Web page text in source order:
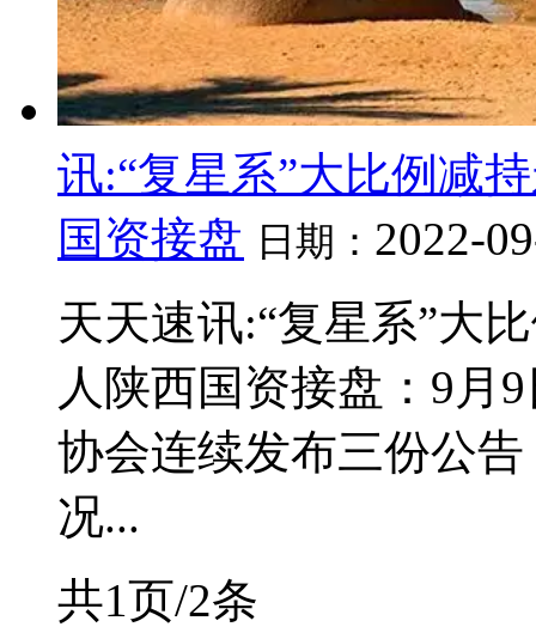
讯:“复星系”大比例减
国资接盘 日期： 2022-
天天速讯:“复星系”大
人陕西国资接盘：9月
协会连续发布三份公
况...
共1页/2条